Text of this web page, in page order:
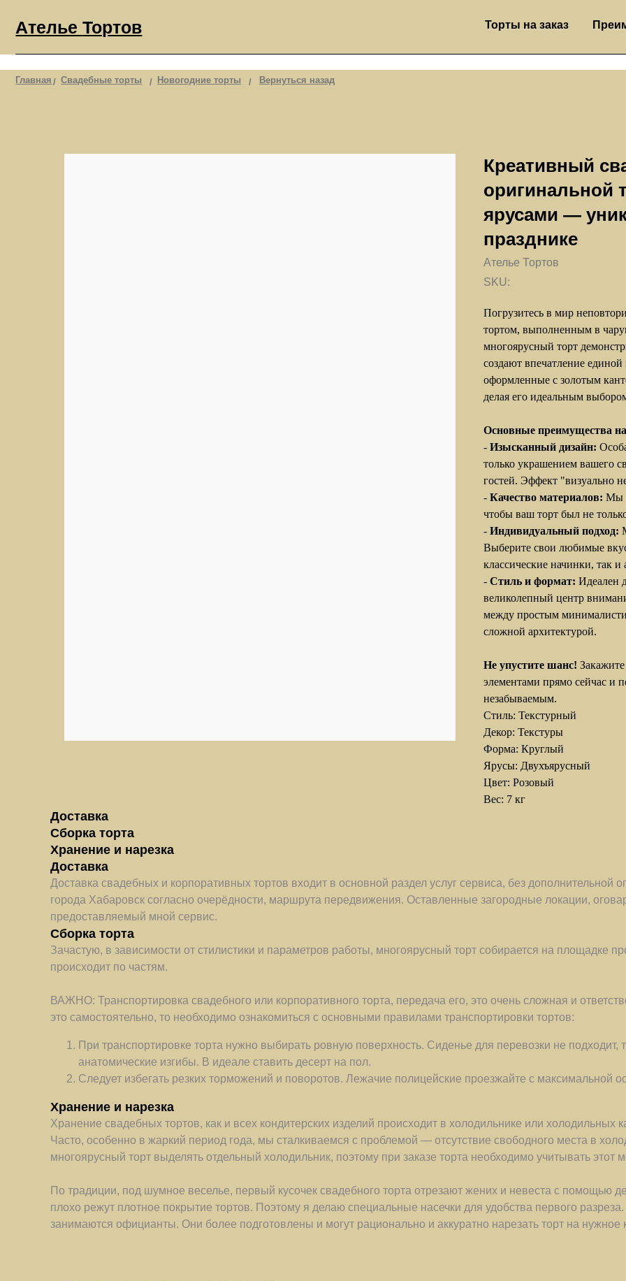
АтельеТортов Торты на заказ Преимущества
Главная/ Свадебные торты / Новогодние торты / Вернуться назад
Креативный
оригинальной
ярусами —
празднике
Ателье Тортов
SKU:
Погрузитесь в мир
тортом, выполненным в
многоярусный торт
создают впечатление
оформленные с золотым
делая его идеальным
Основные преимущества
- Изысканный дизайн:
только украшением вашего
гостей. Эффект "визуально
- Качество материалов: Мы
чтобы ваш торт был не
- Индивидуальный подход:
Выберите свои любимые
классические начинки, так
- Стиль и формат: Идеален
великолепный центр
между простым
сложной архитектурой.
Не упустите шанс!
элементами прямо сейчас и
незабываемым.
Стиль: Текстурный
Декор: Текстуры
Форма: Круглый
Ярусы: Двухъярусный
Цвет: Розовый
Вес: 7 кг
Доставка
Сборка торта
Хранение и нарезка
Доставка
Доставка свадебных и корпоративных тортов входит в основной раздел услуг сервиса, без дополнительной
города Хабаровск согласно очерёдности, маршрута передвижения. Оставленные загородные локации,
предоставляемый мной сервис.
Сборка торта
Зачастую, в зависимости от стилистики и параметров работы, многоярусный торт собирается на площадке
происходит по частям.
ВАЖНО: Транспортировка свадебного или корпоративного торта, передача его, это очень сложная и
это самостоятельно, то необходимо ознакомиться с основными правилами транспортировки тортов:
При транспортировке торта нужно выбирать ровную поверхность. Сиденье для перевозки не подходит,
анатомические изгибы. В идеале ставить десерт на пол.
Следует избегать резких торможений и поворотов. Лежачие полицейские проезжайте с максимальной
Хранение и нарезка
Хранение свадебных тортов, как и всех кондитерских изделий происходит в холодильнике или холодильных
Часто, особенно в жаркий период года, мы сталкиваемся с проблемой — отсутствие свободного места в
многоярусный торт выделять отдельный холодильник, поэтому при заказе торта необходимо учитывать этот
По традиции, под шумное веселье, первый кусочек свадебного торта отрезают жених и невеста с помощью
плохо режут плотное покрытие тортов. Поэтому я делаю специальные насечки для удобства первого
занимаются официанты. Они более подготовлены и могут рационально и аккуратно нарезать торт на нужное